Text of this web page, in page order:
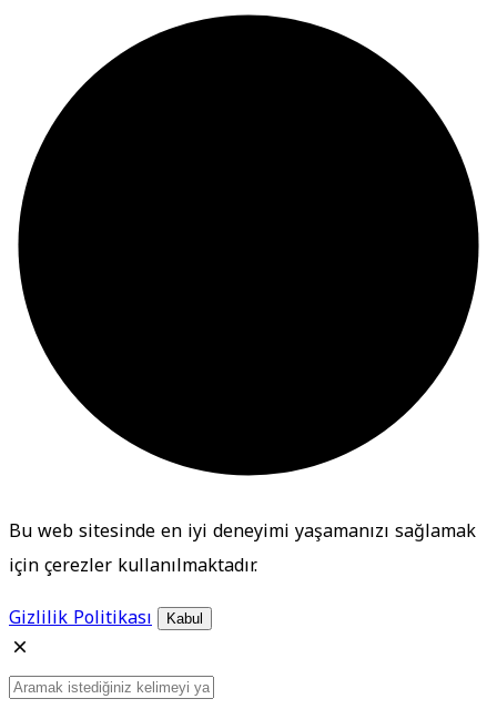
Bu web sitesinde en iyi deneyimi yaşamanızı sağlamak
için çerezler kullanılmaktadır.
Gizlilik Politikası
Kabul